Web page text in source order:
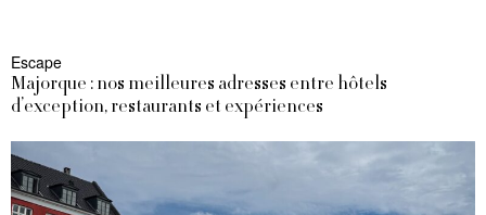
Escape
Majorque : nos meilleures adresses entre hôtels
d’exception, restaurants et expériences